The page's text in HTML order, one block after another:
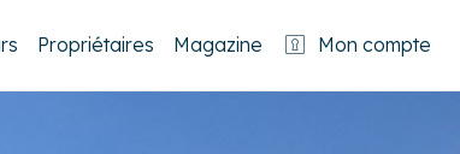
Propriétaires Magazine Mon compte